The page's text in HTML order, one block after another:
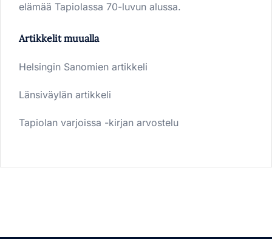
elämää Tapiolassa 70-luvun alussa.
Artikkelit muualla
Helsingin Sanomien artikkeli
Länsiväylän artikkeli
Tapiolan varjoissa -kirjan arvostelu